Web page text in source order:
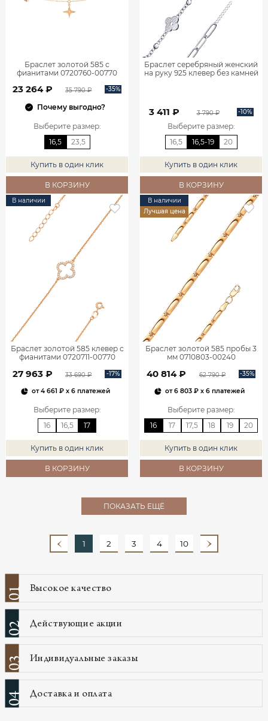
Браслет золотой 585 с
фианитами 0720760-00770
23 264 ₽ 35 790 ₽ -35%
Почему выгодно?
Выберите размер:
16,5
23,5
Купить в один клик
В КОРЗИНУ
Браслет серебряный женский
на руку 925 клевер без камней
3 411 ₽ 3 790 ₽ -10%
Выберите размер:
16,5
16,5-19 20
Купить в один клик
В КОРЗИНУ
В наличии
Браслет золотой 585 клевер с
фианитами 0720711-00770
27 963 ₽ 33 690 ₽ -17%
от4 661 ₽x 6 платежей
Выберите размер:
16
16,5 17
Купить в один клик
В КОРЗИНУ
В наличии
Лучшая цена
Браслет золотой 585 пробы 3
мм 0710803-00240
40 814 ₽ 62 790 ₽ -35%
от6 803 ₽x 6 платежей
Выберите размер:
16
17 17,5 18 19 20
Купить в один клик
В КОРЗИНУ
ПОКАЗАТЬ ЕЩЁ
1 2 3 4 10
01 Высокое качество
02 Действующие акции
03 Индивидуальные заказы
04 Доставка и оплата